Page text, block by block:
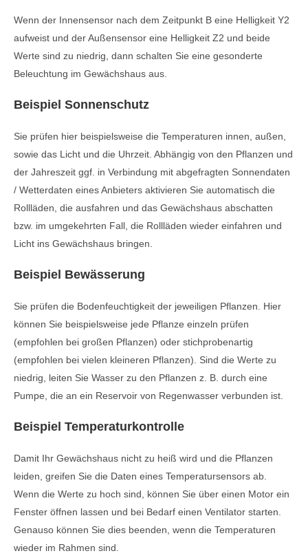
Wenn der Innensensor nach dem Zeitpunkt B eine Helligkeit Y2
aufweist und der Außensensor eine Helligkeit Z2 und beide
Werte sind zu niedrig, dann schalten Sie eine gesonderte
Beleuchtung im Gewächshaus aus.
Beispiel Sonnenschutz
Sie prüfen hier beispielsweise die Temperaturen innen, außen,
sowie das Licht und die Uhrzeit. Abhängig von den Pflanzen und
der Jahreszeit ggf. in Verbindung mit abgefragten Sonnendaten
/ Wetterdaten eines Anbieters aktivieren Sie automatisch die
Rollläden, die ausfahren und das Gewächshaus abschatten
bzw. im umgekehrten Fall, die Rollläden wieder einfahren und
Licht ins Gewächshaus bringen.
Beispiel Bewässerung
Sie prüfen die Bodenfeuchtigkeit der jeweiligen Pflanzen. Hier
können Sie beispielsweise jede Pflanze einzeln prüfen
(empfohlen bei großen Pflanzen) oder stichprobenartig
(empfohlen bei vielen kleineren Pflanzen). Sind die Werte zu
niedrig, leiten Sie Wasser zu den Pflanzen z. B. durch eine
Pumpe, die an ein Reservoir von Regenwasser verbunden ist.
Beispiel Temperaturkontrolle
Damit Ihr Gewächshaus nicht zu heiß wird und die Pflanzen
leiden, greifen Sie die Daten eines Temperatursensors ab.
Wenn die Werte zu hoch sind, können Sie über einen Motor ein
Fenster öffnen lassen und bei Bedarf einen Ventilator starten.
Genauso können Sie dies beenden, wenn die Temperaturen
wieder im Rahmen sind.